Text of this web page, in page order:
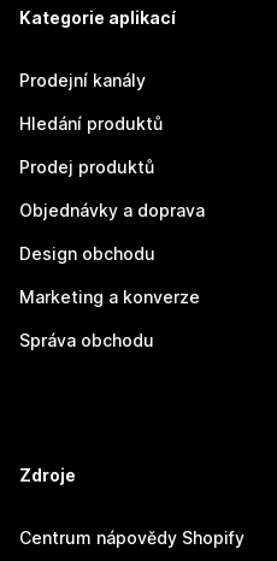
Kategorie aplikací
Prodejní kanály
Hledání produktů
Prodej produktů
Objednávky a doprava
Design obchodu
Marketing a konverze
Správa obchodu
Zdroje
Centrum nápovědy Shopify